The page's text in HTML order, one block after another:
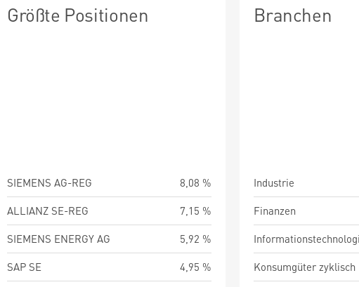
Größte Positionen
SIEMENS AG-REG
8,08 %
ALLIANZ SE-REG
7,15 %
SIEMENS ENERGY AG
5,92 %
SAP SE
4,95 %
Branchen
Industrie
Finanzen
Konsumgüter zyklisch